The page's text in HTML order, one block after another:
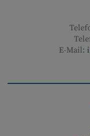
E-Mail: